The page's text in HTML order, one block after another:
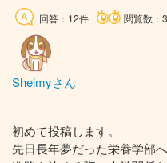
回答：12件 閲覧数：
Sheimyさん
初めて投稿します。
先日長年夢だった栄養学部